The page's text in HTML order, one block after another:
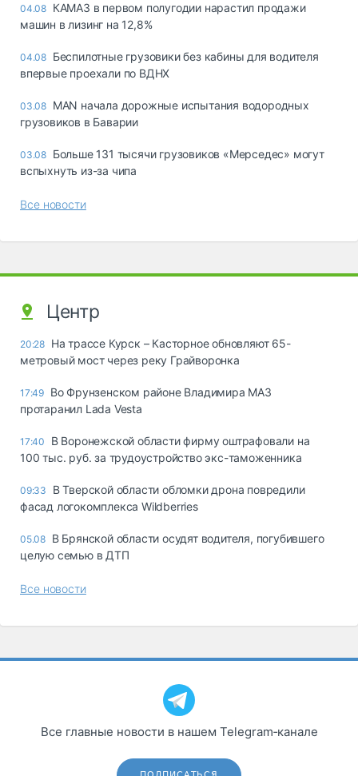
04.08 КАМАЗ в первом полугодии нарастил продажи
машин в лизинг на 12,8%
04.08 Беспилотные грузовики без кабины для водителя
впервые проехали по ВДНХ
03.08 MAN начала дорожные испытания водородных
грузовиков в Баварии
03.08 Больше 131 тысячи грузовиков «Мерседес» могут
вспыхнуть из-за чипа
Все новости
Центр
20:28 На трассе Курск – Касторное обновляют 65-
метровый мост через реку Грайворонка
17:49 Во Фрунзенском районе Владимира МАЗ
протаранил Lada Vesta
17:40
В Воронежской области фирму оштрафовали на
100 тыс. руб. за трудоустройство экс-таможенника
09:33
В Тверской области обломки дрона повредили
фасад логокомплекса Wildberries
05.08 В Брянской области осудят водителя, погубившего
целую семью в ДТП
Все новости
Все главные новости в нашем Telegram‑канале